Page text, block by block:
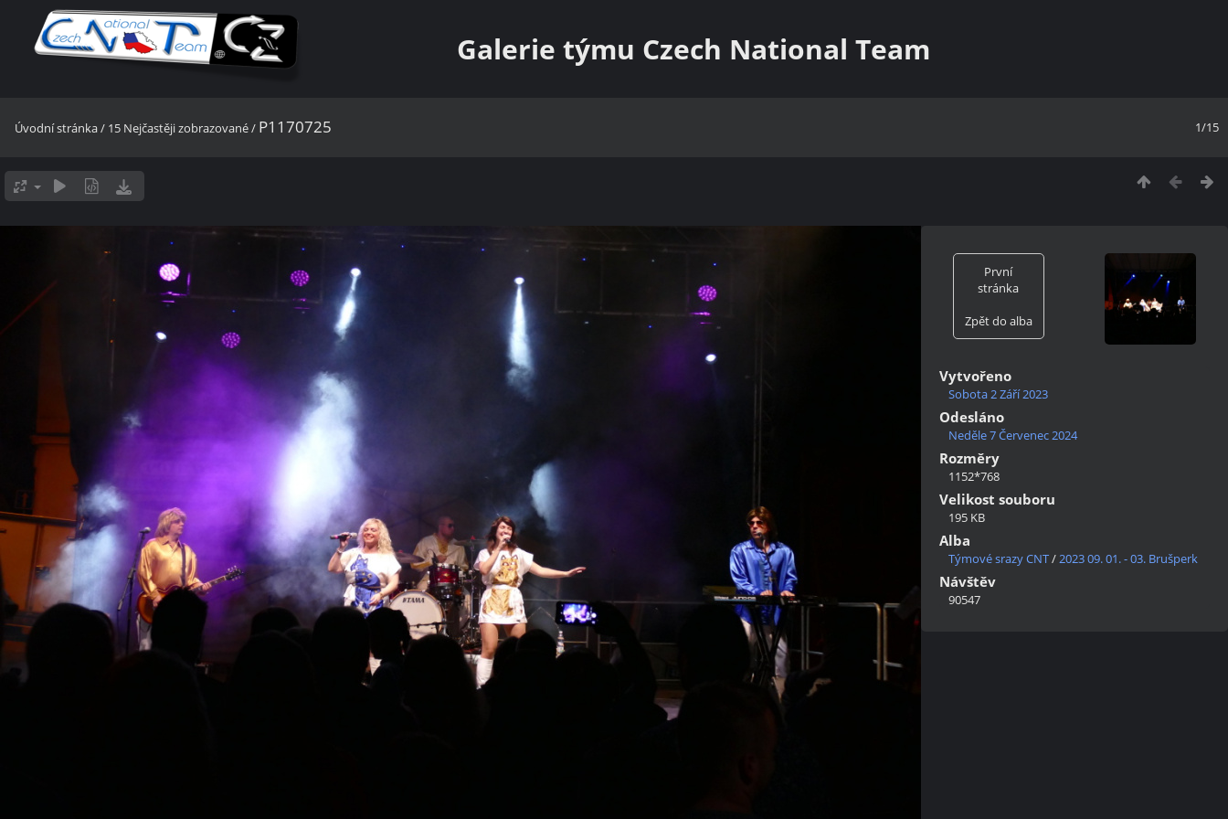
Galerie týmu Czech National Team
1/15
Úvodní stránka/ 15 Nejčastěji zobrazované/ P1170725
První
stránka
Zpět do alba
Vytvořeno
Sobota 2 Září 2023
Odesláno
Neděle 7 Červenec 2024
Rozměry
1152*768
Velikost souboru
195 KB
Alba
Týmové srazy CNT/2023 09. 01. - 03. Brušperk
Návštěv
90547